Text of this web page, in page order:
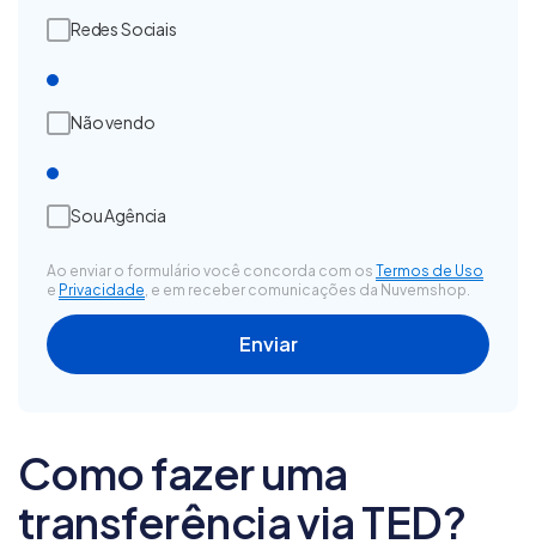
Redes Sociais
Não vendo
Sou Agência
Ao enviar o formulário você concorda com os Termos de Uso
e Privacidade , e em receber comunicações da Nuvemshop.
Como fazer uma
transferência via TED?